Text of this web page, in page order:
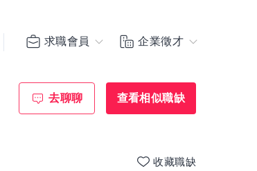
求職會員 企業徵才
去聊聊 查看相似職缺
收藏職缺